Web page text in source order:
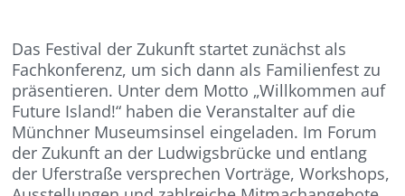
Das Festival der Zukunft startet zunächst als
Fachkonferenz, um sich dann als Familienfest zu
präsentieren. Unter dem Motto „Willkommen auf
Future Island!“ haben die Veranstalter auf die
Münchner Museumsinsel eingeladen. Im Forum
der Zukunft an der Ludwigsbrücke und entlang
der Uferstraße versprechen Vorträge, Workshops,